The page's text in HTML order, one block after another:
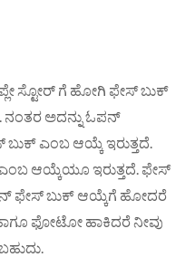
ಪ್ಲೇ ಸ್ಟೋರ್ ಗೆ ಹೋಗಿ ಫೇಸ್ ಬುಕ್
ಅದನ್ನು ಓಪನ್
ಎಂಬ ಆಯ್ಕೆ ಇರುತ್ತದೆ.
ಆಯ್ಕೆಯೂ ಇರುತ್ತದೆ. ಫೇಸ್
ಫೇಸ್ ಬುಕ್ ಆಯ್ಕೆಗೆ ಹೋದರೆ
ಫೋಟೋ ಹಾಕಿದರೆ ನೀವು